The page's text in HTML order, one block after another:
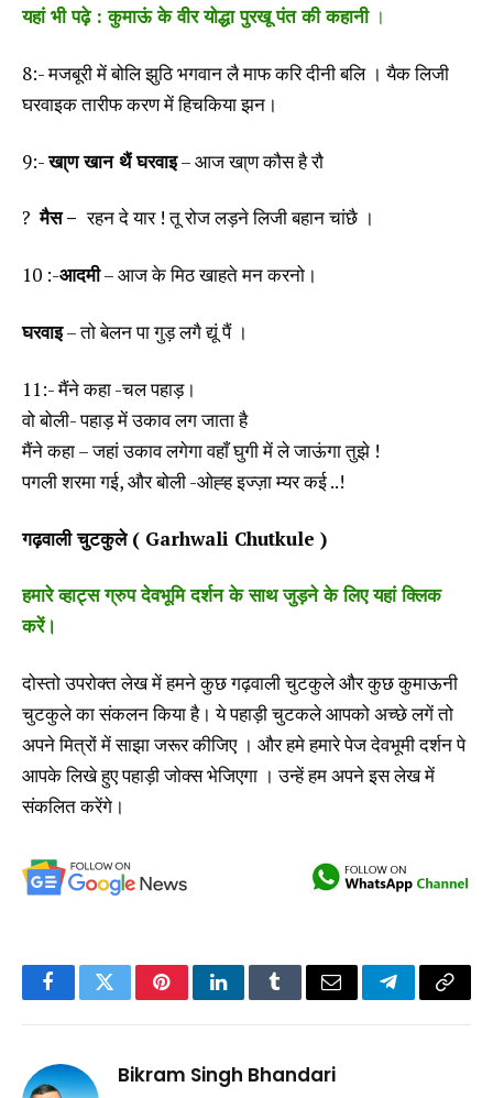
यहां भी पढ़े : कुमाऊं के वीर योद्धा पुरखू पंत की कहानी।
8:- मजबूरी में बोलि झुठि भगवान लै माफ करि दीनी बलि । यैक लिजी
घरवाइक तारीफ करण में हिचकिया झन।
9:-खा्ण खान थैं घरवाइ– आज खा्ण कौस है रौ
?मैस –रहन दे यार ! तू रोज लड़ने लिजी बहान चांछै ।
10 :-आदमी– आज के मिठ खाहते मन करनो।
घरवाइ– तो बेलन पा गुड़ लगै द्यूं पैं ।
11:- मैंने कहा -चल पहाड़।
वो बोली- पहाड़ में उकाव लग जाता है
मैंने कहा – जहां उकाव लगेगा वहाँ घुगी में ले जाऊंगा तुझे !
पगली शरमा गई, और बोली -ओह्ह इज्ज़ा म्यर कई ..!
गढ़वाली चुटकुले ( Garhwali Chutkule )
हमारे व्हाट्स ग्रुप देवभूमि दर्शन के साथ जुड़ने के लिए यहां क्लिक
करें।
दोस्तो उपरोक्त लेख में हमने कुछ गढ़वाली चुटकुले और कुछ कुमाऊनी
चुटकुले का संकलन किया है। ये पहाड़ी चुटकले आपको अच्छे लगें तो
अपने मित्रों में साझा जरूर कीजिए । और हमे हमारे पेज देवभूमी दर्शन पे
आपके लिखे हुए पहाड़ी जोक्स भेजिएगा । उन्हें हम अपने इस लेख में
संकलित करेंगे।
FacebookTwitterPinterestLinkedInTumblrEmail TelegramCopy
Bikram Singh Bhandari